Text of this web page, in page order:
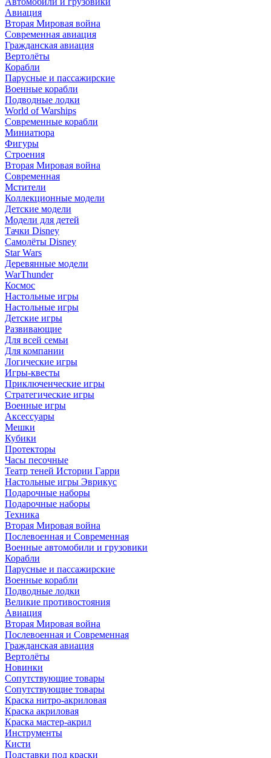
Авиация
Вторая Мировая война
Современная авиация
Гражданская авиация
Вертолёты
Корабли
Парусные и пассажирские
Военные корабли
Подводные лодки
World of Warships
Современные корабли
Миниатюра
Фигуры
Строения
Вторая Мировая война
Современная
Мстители
Коллекционные модели
Детские модели
Модели для детей
Тачки Disney
Самолёты Disney
Star Wars
Деревянные модели
WarThunder
Космос
Настольные игры
Настольные игры
Детские игры
Развивающие
Для всей семьи
Для компании
Логические игры
Игры-квесты
Приключенческие игры
Стратегические игры
Военные игры
Аксессуары
Мешки
Кубики
Протекторы
Часы песочные
Театр теней Истории Гарри
Настольные игры Эврикус
Подарочные наборы
Подарочные наборы
Техника
Вторая Мировая война
Послевоенная и Современная
Военные автомобили и грузовики
Корабли
Парусные и пассажирские
Военные корабли
Подводные лодки
Великие противостояния
Авиация
Вторая Мировая война
Послевоенная и Современная
Гражданская авиация
Вертолёты
Новинки
Сопутствующие товары
Сопутствующие товары
Краска нитро-акриловая
Краска акриловая
Краска мастер-акрил
Инструменты
Кисти
Подставки под краски